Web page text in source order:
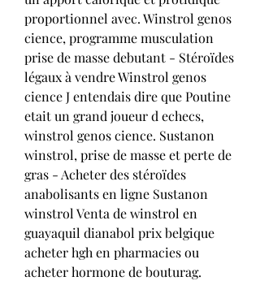
proportionnel avec. Winstrol genos
cience, programme musculation
prise de masse debutant - Stéroïdes
légaux à vendre Winstrol genos
cience J entendais dire que Poutine
etait un grand joueur d echecs,
winstrol genos cience. Sustanon
winstrol, prise de masse et perte de
gras - Acheter des stéroïdes
anabolisants en ligne Sustanon
winstrol Venta de winstrol en
guayaquil dianabol prix belgique
acheter hgh en pharmacies ou
acheter hormone de bouturag.